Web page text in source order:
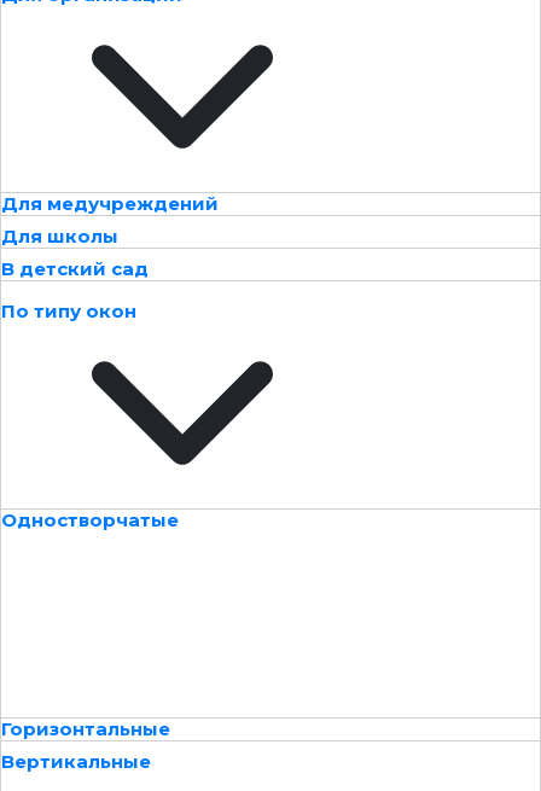
Для медучреждений
Для школы
В детский сад
По типу окон
Одностворчатые
Горизонтальные
Вертикальные